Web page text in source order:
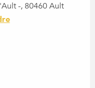
-, 80460 Ault